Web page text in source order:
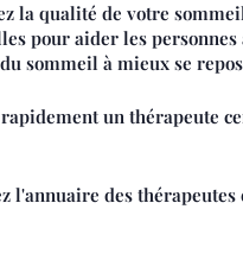
la qualité de votre
pour aider les personnes
sommeil à mieux se
un thérapeute
l'annuaire des thérapeutes